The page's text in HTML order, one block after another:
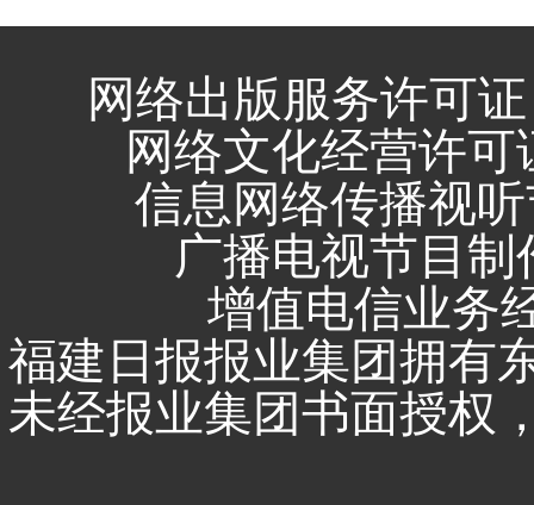
网络出版服务许可
网络文化经营许可
信息网络传播视
广播电视节目
增值电信业务
福建日报报业集团拥有
未经报业集团书面授权